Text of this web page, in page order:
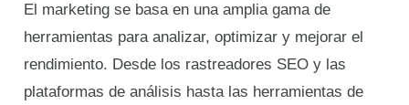
El marketing se basa en una amplia gama de
herramientas para analizar, optimizar y mejorar el
rendimiento. Desde los rastreadores SEO y las
plataformas de análisis hasta las herramientas de